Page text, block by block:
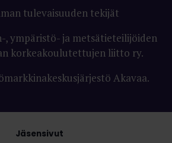
tulevaisuuden tekijät
, ympäristö- ja metsätieteilijöiden
korkeakoulutettujen liitto ry.
Akavaa.
Jäsensivut